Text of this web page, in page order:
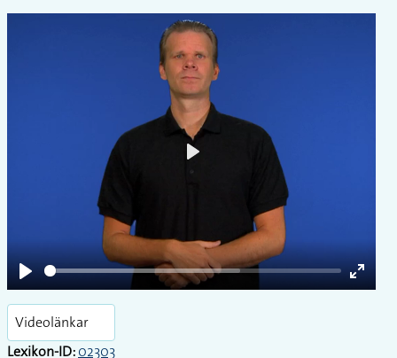
Play
Enter
Play
Videolänkar
Lexikon-ID:02303